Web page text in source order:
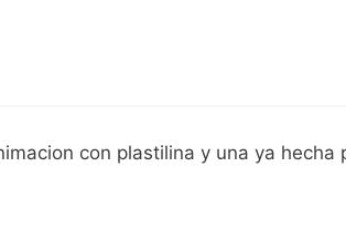
con plastilina y una ya hecha